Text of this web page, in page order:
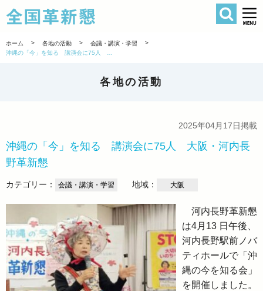
全国革新懇
検索
ホーム > 各地の活動 > 会議・講演・学習
>
各地の活動
2025年04月17日掲載
沖縄の「今」を知る 講演会に75人 大阪・河内長
野革新懇
カテゴリー： 会議・講演・学習 地域： 大阪
河内長野革新懇
は4月13 日午後、
河内長野駅前ノバ
ティホールで「沖
縄の今を知る会」
を開催しました。